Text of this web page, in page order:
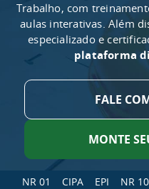
Trabalho, com
aulas interativas. Além
especializado e
plataforma
FALE
MONTE
NR 01 CIPA EPI NR 10